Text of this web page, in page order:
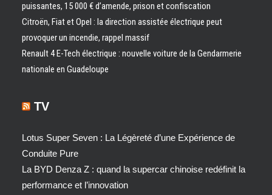
puissantes, 15 000 € d’amende, prison et confiscation
Citroën, Fiat et Opel : la direction assistée électrique peut
provoquer un incendie, rappel massif
Renault 4 E-Tech électrique : nouvelle voiture de la Gendarmerie
nationale en Guadeloupe
TV
Lotus Super Seven : La Légèreté d’une Expérience de
Conduite Pure
La BYD Denza Z : quand la supercar chinoise redéfinit la
performance et l’innovation